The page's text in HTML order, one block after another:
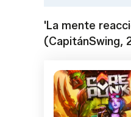
'La mente
(CapitánSwing,